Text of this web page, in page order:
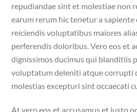
repudiandae sint et molestiae non
earum rerum hic tenetur a
reiciendis voluptatibus maiores
perferendis doloribus. Vero eos et
dignissimos ducimus qui blanditiis
voluptatum deleniti atque corrupti
molestias excepturi sint occaecati
At vero eos et accusamus et iusto